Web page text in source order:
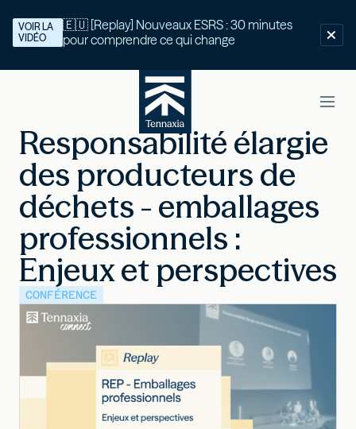
🇪🇺 [Replay] Nouveaux ESRS : 30 minutes
pour comprendre ce qui change
VOIR LA
VIDÉO
Responsabilité élargie
des producteurs de
déchets - emballages
professionnels :
Enjeux et perspectives
CONFÉRENCE